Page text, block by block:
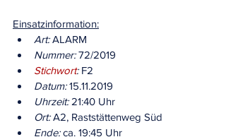
Einsatzinformation:
Art: ALARM
Nummer: 72/2019
Stichwort: F2
Datum: 15.11.2019
Uhrzeit: 21:40 Uhr
Ort: A2, Raststättenweg Süd
Ende: ca. 19:45 Uhr